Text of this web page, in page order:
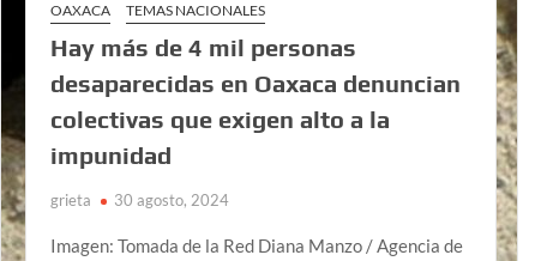
OAXACA
TEMAS NACIONALES
Hay más de 4 mil personas
desaparecidas en Oaxaca denuncian
colectivas que exigen alto a la
impunidad
grieta 30 agosto, 2024
Imagen: Tomada de la Red Diana Manzo / Agencia de